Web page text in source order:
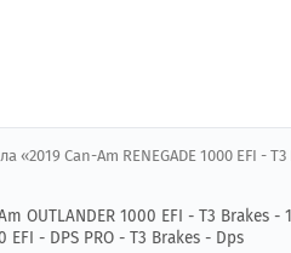
«2019 Can-Am RENEGADE 1000 EFI -
OUTLANDER 1000 EFI - T3 Brakes
EFI - DPS PRO - T3 Brakes - Dps